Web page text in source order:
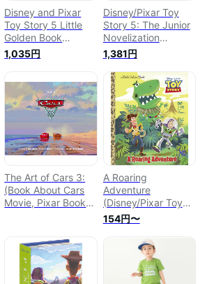
Disney and Pixar
Toy Story 5 Little
Golden Book
(English Edition)
1,035円
Disney/Pixar Toy
Story 5: The Junior
Novelization
(English Edition)
1,381円
The Art of Cars 3:
(Book About Cars
Movie, Pixar Books,
A Roaring
Adventure
(Disney/Pixar Toy
Story) (Little Golden
Book)
154円〜